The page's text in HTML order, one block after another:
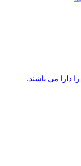
دارا می باشند.